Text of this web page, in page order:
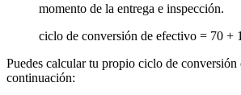
momento de la entrega e inspección.
ciclo de conversión de efectivo = 70 +
Puedes calcular tu propio ciclo de conversión
continuación: